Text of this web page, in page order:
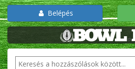
Belépés